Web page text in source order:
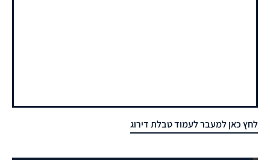
לחץ כאן למעבר לעמוד טבלת דירוג